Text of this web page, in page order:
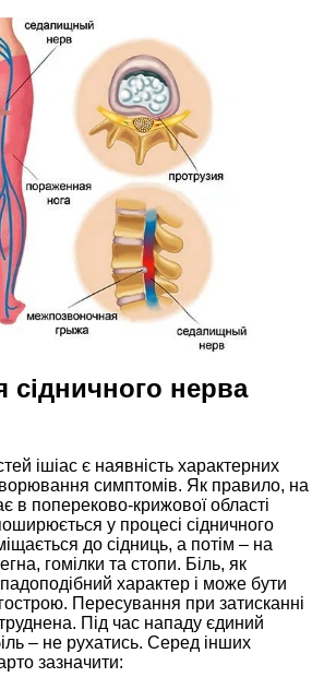
нерва
ішіас є наявність характерних
симптомів. Як правило, на
в попереково-крижової області
у процесі сідничного
до сідниць, а потім – на
гомілки та стопи. Біль, як
характер і може бути
Пересування при затисканні
Під час нападу єдиний
– не рухатись. Серед інших
зазначити: